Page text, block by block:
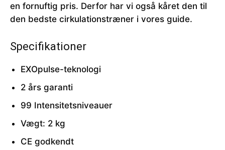
en fornuftig pris. Derfor har vi også kåret den til
den bedste cirkulationstræner i vores guide.
Specifikationer
EXOpulse-teknologi
2 års garanti
99 Intensitetsniveauer
Vægt: 2 kg
CE godkendt